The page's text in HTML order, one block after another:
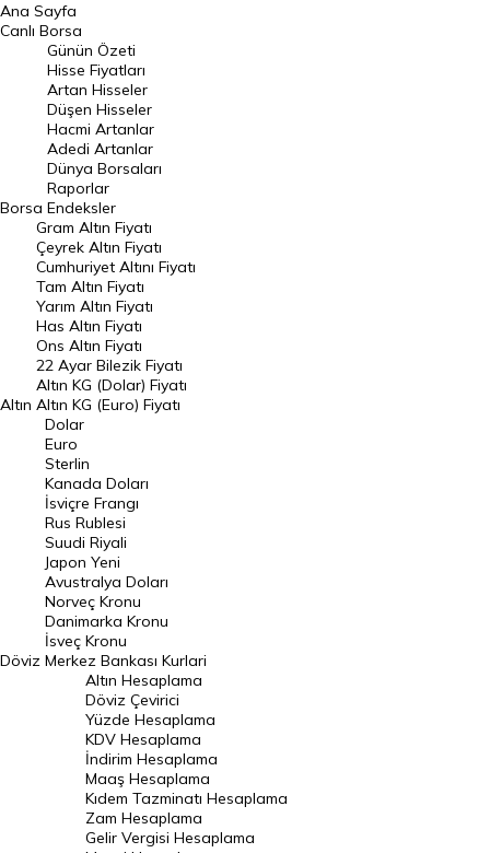
BIST 100 Hisseleri
En Çok Artan Hisseler
En Çok Düşen Hisseler
Hacmi Artanlar
Geçmiş Kapanışlar
Dünya Borsaları
Raporlar
Endeksler
DÖVİZ
Döviz Kuru
Dolar Kuru
Euro Kuru
Pound Kuru
Frank Kuru
Riyal Kuru
Avustralya Doları
Danimarka Kronu Kuru
Kanada Doları Kuru
Norveç Kronu Kuru
İsveç Kronu Kuru
Japon Yeni Kuru
Serbest Piyasa Döviz Kurları
Merkez Bankası Döviz Kurları
Ana Sayfa
Canlı Borsa
Borsa
Günün Özeti
Hisse Fiyatları
Artan Hisseler
Düşen Hisseler
Hacmi Artanlar
Adedi Artanlar
Dünya Borsaları
Raporlar
Endeksler
Altın
Gram Altın Fiyatı
Çeyrek Altın Fiyatı
Cumhuriyet Altını Fiyatı
Tam Altın Fiyatı
Yarım Altın Fiyatı
Has Altın Fiyatı
Ons Altın Fiyatı
22 Ayar Bilezik Fiyatı
Altın KG (Dolar) Fiyatı
Altın KG (Euro) Fiyatı
Döviz
Dolar
Euro
Sterlin
Kanada Doları
İsviçre Frangı
Rus Rublesi
Suudi Riyali
Japon Yeni
Avustralya Doları
Norveç Kronu
Danimarka Kronu
İsveç Kronu
Merkez Bankası Kurlari
Altın Hesaplama
Döviz Çevirici
Yüzde Hesaplama
KDV Hesaplama
İndirim Hesaplama
Maaş Hesaplama
Kıdem Tazminatı Hesaplama
Zam Hesaplama
Gelir Vergisi Hesaplama